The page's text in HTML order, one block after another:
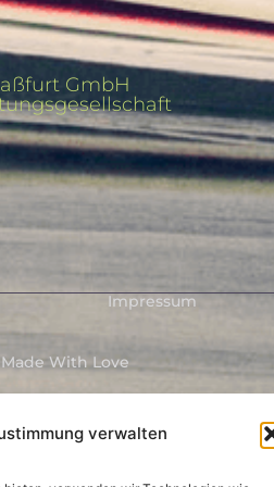
verwalten
GmbH
Impressum
With Love